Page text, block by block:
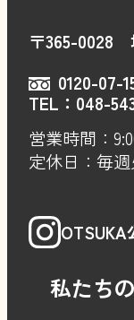
〒365-0028
0120-07-
TEL： 048-
営業時間：
定休日：毎
私たち